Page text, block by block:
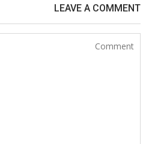
LEAVE A COMMENT